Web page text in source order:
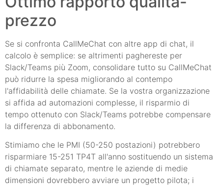
prezzo
Se si confronta CallMeChat con altre app di chat, il
calcolo è semplice: se altrimenti paghereste per
Slack/Teams più Zoom, consolidare tutto su CallMeChat
può ridurre la spesa migliorando al contempo
l'affidabilità delle chiamate. Se la vostra organizzazione
si affida ad automazioni complesse, il risparmio di
tempo ottenuto con Slack/Teams potrebbe compensare
la differenza di abbonamento.
Stimiamo che le PMI (50-250 postazioni) potrebbero
risparmiare 15-251 TP4T all'anno sostituendo un sistema
di chiamate separato, mentre le aziende di medie
dimensioni dovrebbero avviare un progetto pilota; i